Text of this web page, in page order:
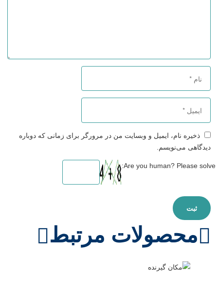
ذخیره نام، ایمیل و وبسایت من در مرورگر برای زمانی که دوباره
دیدگاهی می‌نویسم.
Are you human? Please solve:
محصولات مرتبط